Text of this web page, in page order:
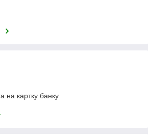
на картку банку